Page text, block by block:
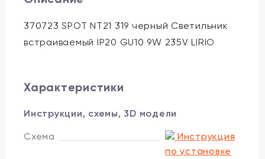
370723 SPOT NT21 319 черный Светильник
встраиваемый IP20 GU10 9W 235V LIRIO
Характеристики
Инструкции, схемы, 3D модели
Схема
Инструкция
по установке